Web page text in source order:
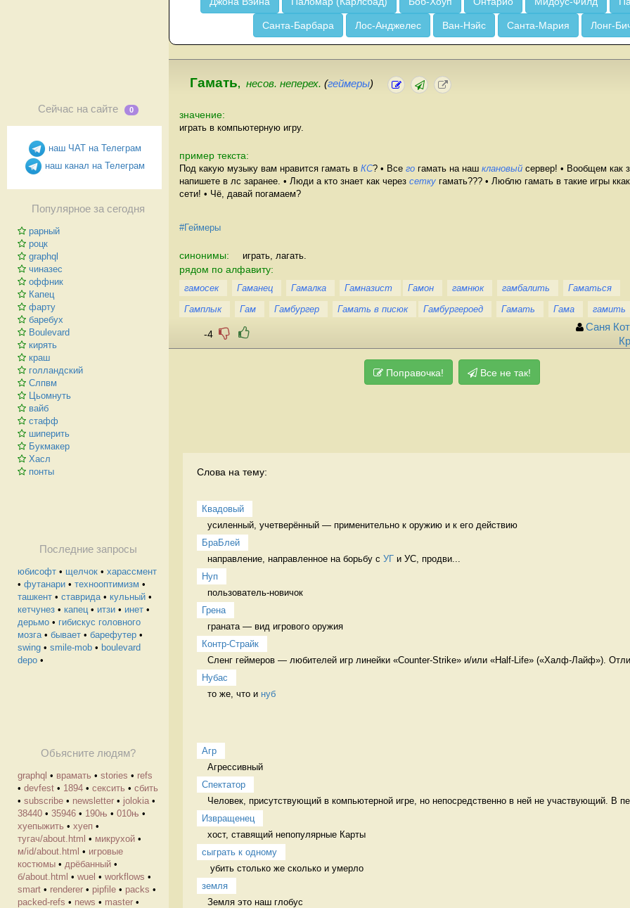
Сейчас на сайте 0
наш ЧАТ на Телеграм
наш канал на Телеграм
Популярное за сегодня
рарный
роцк
graphql
чиназес
оффник
Капец
фарту
баребух
Boulevard
кирять
краш
голландский
Слпвм
Цьомнуть
вайб
стафф
шиперить
Букмакер
Хасл
понты
Последние запросы
юбисофт • щелчок • харассмент
• футанари • технооптимизм •
ташкент • ставрида• кульный •
кетчунез • капец • итзи • инет •
дерьмо • гибискус головного
мозга• бывает • барефутер •
swing • smile-mob • boulevard
depo •
Обьясните людям?
graphql • врамать • stories • refs
• devfest • 1894 • сексить • сбить
• subscribe • newsletter • jolokia •
38440 • 35946 • 190њ • 010њ •
хуепыжить • хуеп •
тугач/about.html • микрухой •
м/id/about.html • игровые
костюмы • дрёбанный •
б/about.html • wuel • workflows •
smart • renderer • pipfile • packs •
packed-refs • news • master •
Санта-Барбара Лос-Анджелес Ван-Нэйс Санта-Мария Лонг-
Гамать, несов. неперех. (геймеры)
значение:
играть в компьютерную игру.
пример текста:
Под какую музыку вам нравится гамать в КС? • Все го гамать на наш клановый сервер! • Вообщем как
напишете в лс заранее. • Люди а кто знает как через сетку гамать??? • Люблю гамать в такие игры
сети! • Чё, давай погамаем?
#Геймеры
синонимы: играть, лагать.
рядом по алфавиту:
гамосек Гаманец Гамалка Гамназист Гамон гамнюк гамбалить
Гаматься
Гамплык
Гам Гамбургер Гамать в писюк Гамбургероед Гамать Гама гамить
-4
Саня
Поправочка! Все не так!
Слова на тему:
Квадовый
усиленный, учетверённый — применительно к оружию и к его действию
БраБлей
направление, направленное на борьбу с УГ и УС, продви...
Нуп
пользователь-новичок
Грена
граната — вид игрового оружия
Контр-Страйк
Сленг геймеров — любителей игр линейки «Counter-Strike» и/или «Half-Life» («Халф-Лайф»).
Нубас
то же, что и нуб
Агр
Агрессивный
Спектатор
Человек, присутствующий в компьютерной игре, но непосредственно в ней не участвующий. В
Извращенец
хост, ставящий непопулярные Карты
сыграть к одному
убить столько же сколько и умерло
земля
Земля это наш глобус